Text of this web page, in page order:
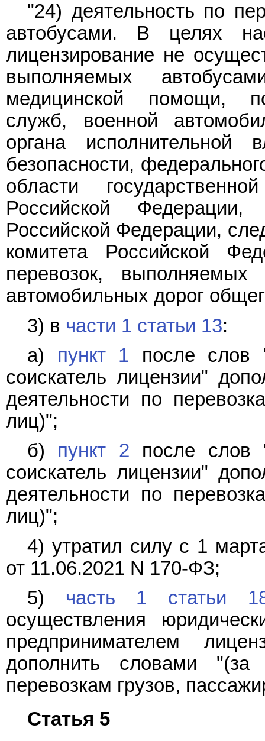
"24) деятельность по
автобусами. В целях
лицензирование не
выполняемых
медицинской помощи,
служб, военной
органа исполнительной
безопасности,
области
Российской
Российской Федерации,
комитета Российской
перевозок, выполняемых
автомобильных дорог
3) в части 1 статьи 13:
а) пункт 1 после слов
соискатель лицензии"
деятельности по
лиц)";
б) пункт 2 после слов
соискатель лицензии"
деятельности по
лиц)";
4) утратил силу с 1
от 11.06.2021 N 170-ФЗ;
5) часть 1 статьи
осуществления
предпринимателем
дополнить словами "(за
перевозкам грузов,
Статья 5